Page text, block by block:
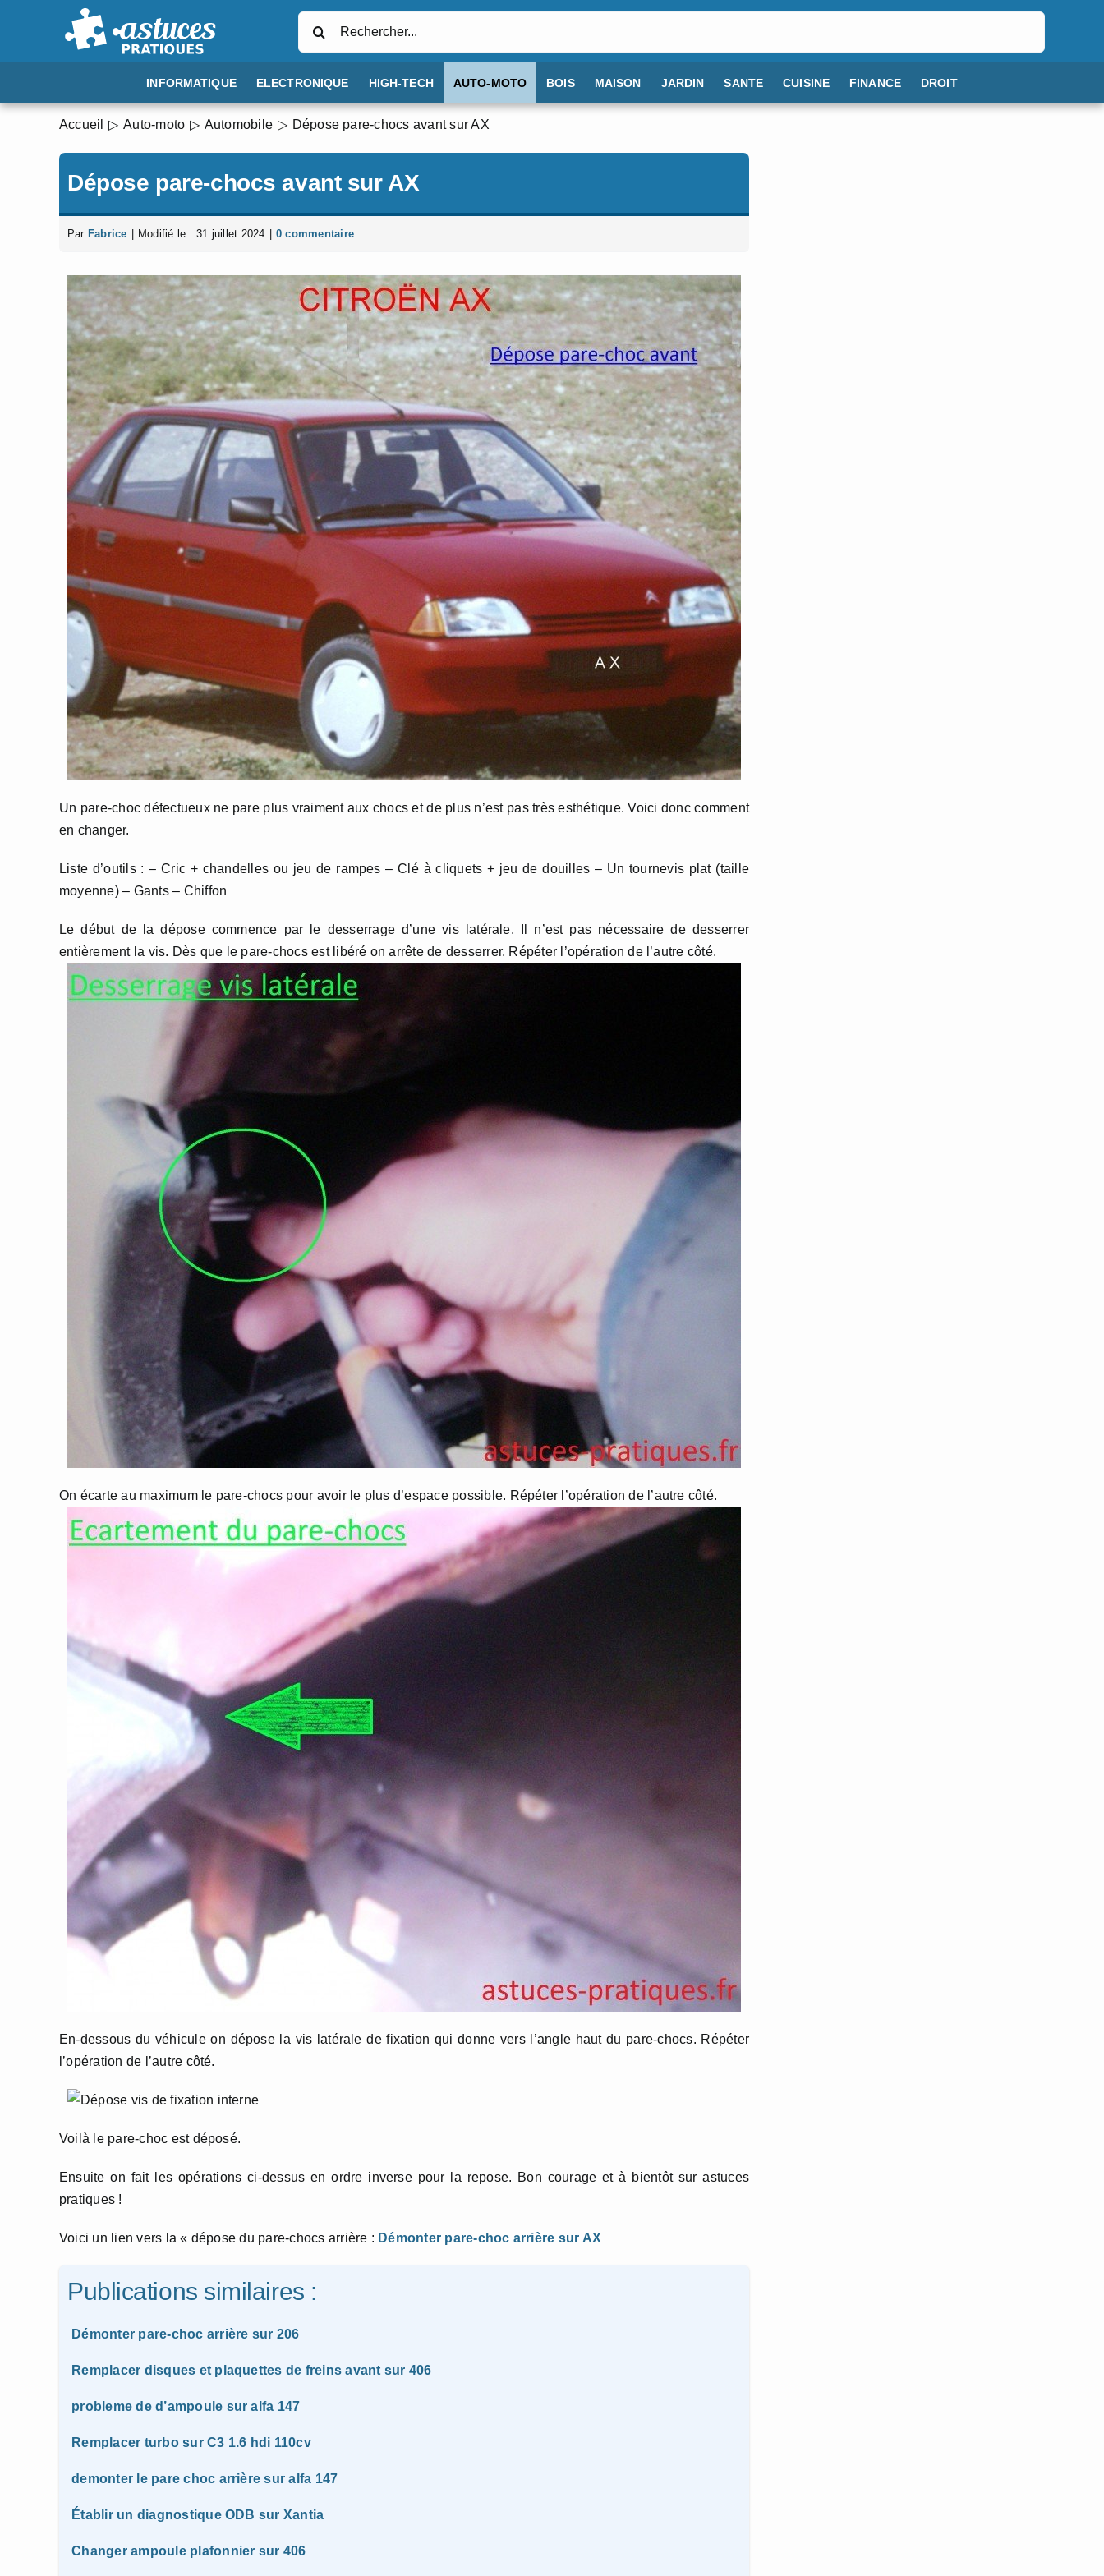
INFORMATIQUE ELECTRONIQUE HIGH-TECH AUTO-MOTO BOIS MAISON JARDIN SANTE CUISINE FINANCE DROIT
Accueil Auto-moto Automobile Dépose pare-chocs avant sur AX
Dépose pare-chocs avant sur AX
Par Fabrice Modifié le : 31 juillet 2024 0 commentaire
Un pare-choc défectueux ne pare plus vraiment aux chocs et de plus n’est pas très esthétique. Voici donc comment
en changer.
Liste d’outils : – Cric + chandelles ou jeu de rampes – Clé à cliquets + jeu de douilles – Un tournevis plat (taille
moyenne) – Gants – Chiffon
Le début de la dépose commence par le desserrage d’une vis latérale. Il n’est pas nécessaire de desserrer
entièrement la vis. Dès que le pare-chocs est libéré on arrête de desserrer. Répéter l’opération de l’autre côté.
On écarte au maximum le pare-chocs pour avoir le plus d’espace possible. Répéter l’opération de l’autre côté.
En-dessous du véhicule on dépose la vis latérale de fixation qui donne vers l’angle haut du pare-chocs. Répéter
l’opération de l’autre côté.
Voilà le pare-choc est déposé.
Ensuite on fait les opérations ci-dessus en ordre inverse pour la repose. Bon courage et à bientôt sur astuces
pratiques !
Voici un lien vers la « dépose du pare-chocs arrière : Démonter pare-choc arrière sur AX
Publications similaires :
Démonter pare-choc arrière sur 206
Remplacer disques et plaquettes de freins avant sur 406
probleme de d’ampoule sur alfa 147
Remplacer turbo sur C3 1.6 hdi 110cv
demonter le pare choc arrière sur alfa 147
Établir un diagnostique ODB sur Xantia
Changer ampoule plafonnier sur 406